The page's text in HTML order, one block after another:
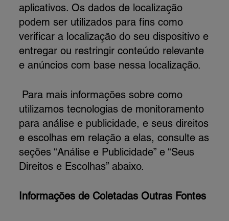
aplicativos. Os dados de localização
podem ser utilizados para fins como
verificar a localização do seu dispositivo e
entregar ou restringir conteúdo relevante
e anúncios com base nessa localização.
Para mais informações sobre como
utilizamos tecnologias de monitoramento
para análise e publicidade, e seus direitos
e escolhas em relação a elas, consulte as
seções “Análise e Publicidade” e “Seus
Direitos e Escolhas” abaixo.
Informações de Coletadas Outras Fontes